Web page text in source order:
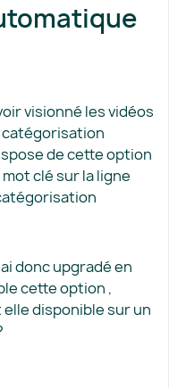
visionné les vidéos
catégorisation
de cette option
clé sur la ligne
donc upgradé en
cette option ,
elle disponible sur un